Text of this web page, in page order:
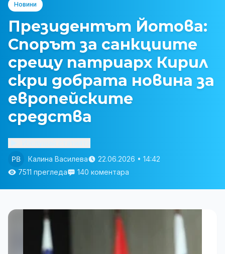
Новини
Президентът Йотова:
Спорът за санкциите
срещу патриарх Кирил
скри добрата новина за
европейските
средства
Калина Василева
22.06.2026 • 14:42
7511 прегледа
140 коментара